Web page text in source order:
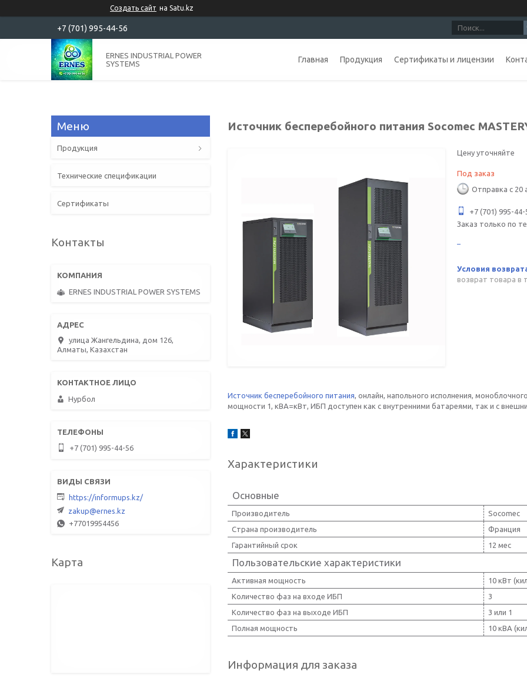
Создать сайт на Satu.kz
+7 (701) 995-44-56
ERNES INDUSTRIAL POWER
SYSTEMS
Главная Продукция Сертификаты и лицензии
Источник бесперебойного питания Socomec
Цену уточняйте
Под заказ
Отправка с 20
+7 (701) 995-44-
Заказ только по
возврат товара в
Источник бесперебойного питания, онлайн, напольного исполнения,
мощности 1, кВА=кВт, ИБП доступен как с внутренними батареями, так и с
Характеристики
Основные
Производитель
Socomec
Страна производитель
Франция
Гарантийный срок
12 мес
Пользовательские характеристики
Активная мощность
10 кВт
Количество фаз на входе ИБП
3
Количество фаз на выходе ИБП
3 или 1
Полная мощность
10 кВА
Информация для заказа
Продукция
Технические спецификации
Сертификаты
Контакты
ERNES INDUSTRIAL POWER SYSTEMS
улица Жангельдина, дом 126,
Алматы, Казахстан
Нурбол
+7 (701) 995-44-56
https://informups.kz/
zakup@ernes.kz
+77019954456
Карта